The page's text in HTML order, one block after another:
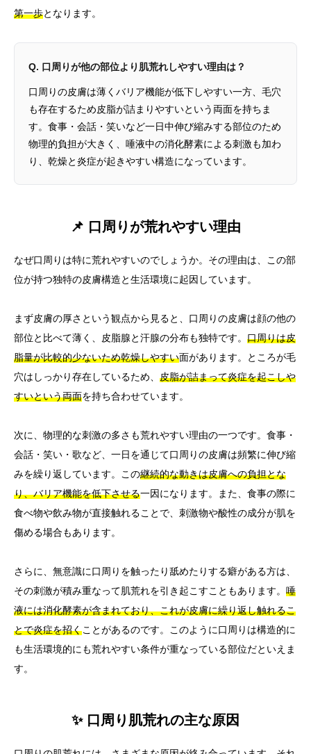
第一歩となります。
Q. 口周りが他の部位より肌荒れしやすい理由は？
口周りの皮膚は薄くバリア機能が低下しやすい一方、毛穴
も存在するため皮脂が詰まりやすいという両面を持ちま
す。食事・会話・笑いなど一日中伸び縮みする部位のため
物理的負担が大きく、唾液中の消化酵素による刺激も加わ
り、乾燥と炎症が起きやすい構造になっています。
📌 口周りが荒れやすい理由
なぜ口周りは特に荒れやすいのでしょうか。その理由は、この部
位が持つ独特の皮膚構造と生活環境に起因しています。
まず皮膚の厚さという観点から見ると、口周りの皮膚は顔の他の
部位と比べて薄く、皮脂腺と汗腺の分布も独特です。 口周りは皮
脂量が比較的少ないため乾燥しやすい面があります。ところが毛
穴はしっかり存在しているため、 皮脂が詰まって炎症を起こしや
すいという両面を持ち合わせています。
次に、物理的な刺激の多さも荒れやすい理由の一つです。食事・
会話・笑い・歌など、一日を通じて口周りの皮膚は頻繁に伸び縮
みを繰り返しています。この継続的な動きは皮膚への負担とな
り、バリア機能を低下させる一因になります。また、食事の際に
食べ物や飲み物が直接触れることで、刺激物や酸性の成分が肌を
傷める場合もあります。
さらに、無意識に口周りを触ったり舐めたりする癖がある方は、
その刺激が積み重なって肌荒れを引き起こすこともあります。 唾
液には消化酵素が含まれており、これが皮膚に繰り返し触れるこ
とで炎症を招くことがあるのです。このように口周りは構造的に
も生活環境的にも荒れやすい条件が重なっている部位だといえま
す。
✨ 口周り肌荒れの主な原因